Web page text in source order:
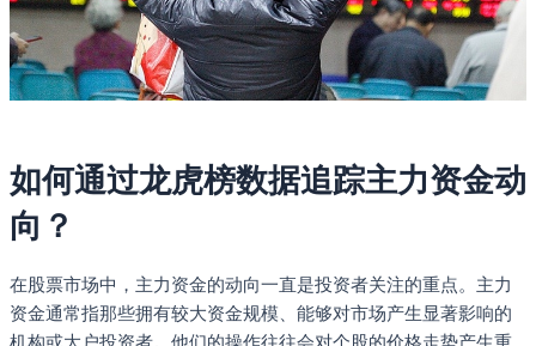
如何通过龙虎榜数据追踪主力资金动
向？
在股票市场中，主力资金的动向一直是投资者关注的重点。主力
资金通常指那些拥有较大资金规模、能够对市场产生显著影响的